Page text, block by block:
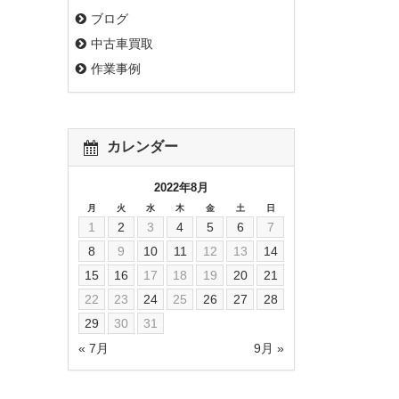
ブログ
中古車買取
作業事例
カレンダー
2022年8月
月 火 水 木 金 土 日
« 7月 9月 »
1 2 3 4 5 6
7
8
9 10 11 12 13
14
15
16 17 18 19 20
21
22
23 24 25 26 27
28
29
30 31